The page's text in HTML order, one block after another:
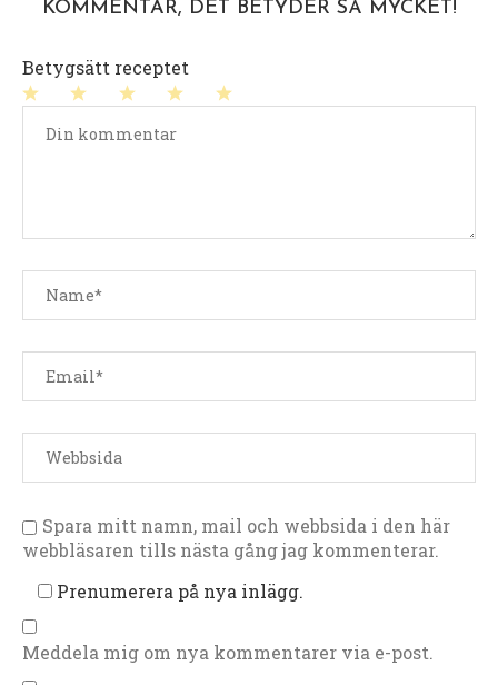
KOMMENTAR, DET BETYDER SÅ MYCKET!
Betygsätt receptet
stjärnor
stjärnor
stjärnor
stjärna
Spara mitt namn, mail och webbsida i den här
webbläsaren tills nästa gång jag kommenterar.
Prenumerera på nya inlägg.
Meddela mig om nya kommentarer via e-post.